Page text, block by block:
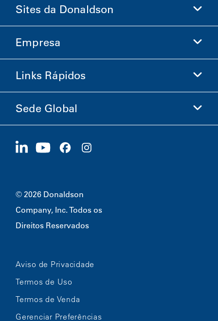
Sites da Donaldson
Donaldson Life Sciences
Loja Donaldson
Empresa
Informações sobre a Empresa
Ética e Conformidade
Carreiras
Links Rápidos
Investidores
Fornecedores
Sustentabilidade
Sede Global
1400 W 94th Street
© 2026 Donaldson
Company, Inc. Todos os
Direitos Reservados
Aviso de Privacidade
Termos de Uso
Termos de Venda
Gerenciar Preferências